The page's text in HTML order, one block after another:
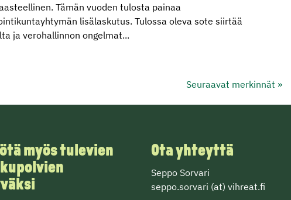
Tämän vuoden tulosta painaa
lisälaskutus. Tulossa oleva sote siirtää
ja verohallinnon ongelmat...
Seuraavat merkinnät »
myös tulevien
Ota yhteyttä
Seppo Sorvari
seppo.sorvari (at) vihreat.fi